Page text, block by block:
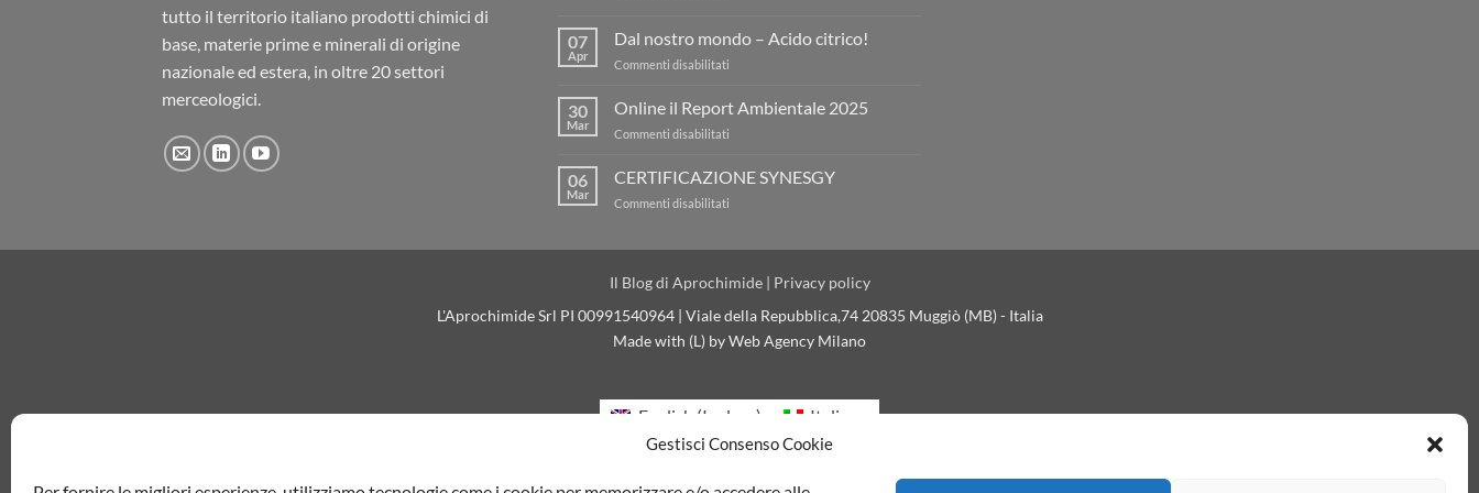
Gestisci Consenso Cookie
tutto il territorio italiano prodotti chimici di
base, materie prime e minerali di origine
nazionale ed estera, in oltre 20 settori
merceologici.
nostro
Fisso!
07
Apr
Dal nostro mondo – Acido citrico!
Commenti disabilitati
nostro
citrico!
30
Mar
Online il Report Ambientale 2025
Commenti disabilitati
il
06
Mar
CERTIFICAZIONE SYNESGY
Commenti disabilitati
Il Blog di Aprochimide | Privacy policy
L'Aprochimide Srl PI 00991540964 | Viale della Repubblica,74 20835 Muggiò (MB) - Italia
Made with (L) byWeb Agency Milano
English (Inglese ) Italiano